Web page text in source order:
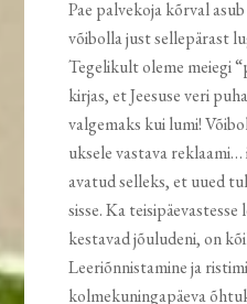
Pae palvekoja kõrval
võibolla just sellepärast
Tegelikult oleme meiegi
kirjas, et Jeesuse veri
valgemaks kui lumi!
uksele vastava
avatud selleks, et uued
sisse. Ka
kestavad jõuludeni, on
Leeriõnnistamine ja
kolmekuningapäeva